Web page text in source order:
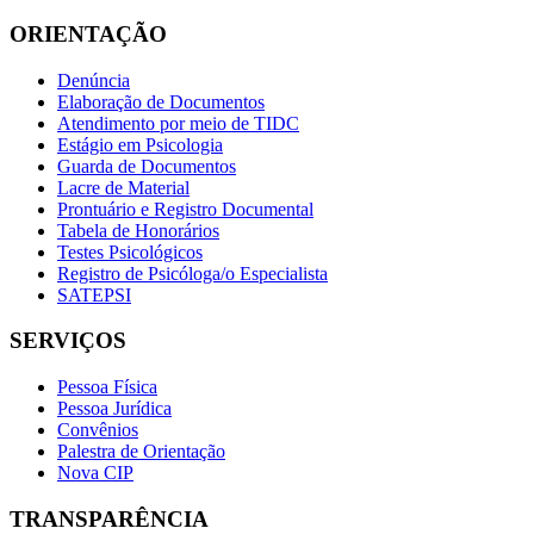
ORIENTAÇÃO
Denúncia
Elaboração de Documentos
Atendimento por meio de TIDC
Estágio em Psicologia
Guarda de Documentos
Lacre de Material
Prontuário e Registro Documental
Tabela de Honorários
Testes Psicológicos
Registro de Psicóloga/o Especialista
SATEPSI
SERVIÇOS
Pessoa Física
Pessoa Jurídica
Convênios
Palestra de Orientação
Nova CIP
TRANSPARÊNCIA